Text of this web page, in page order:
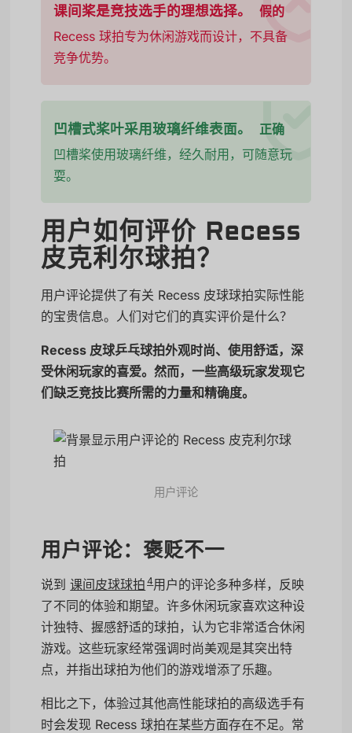
课间桨是竞技选手的理想选择。
假的
Recess 球拍专为休闲游戏而设计，不具备
竞争优势。
凹槽式桨叶采用玻璃纤维表面。
正确
凹槽桨使用玻璃纤维，经久耐用，可随意玩
耍。
用户如何评价 Recess
皮克利尔球拍？
用户评论提供了有关 Recess 皮球球拍实际性能
的宝贵信息。人们对它们的真实评价是什么？
Recess 皮球乒乓球拍外观时尚、使用舒适，深
受休闲玩家的喜爱。然而，一些高级玩家发现它
们缺乏竞技比赛所需的力量和精确度。
用户评论
用户评论：褒贬不一
说到课间皮球球拍 4用户的评论多种多样，反映
了不同的体验和期望。许多休闲玩家喜欢这种设
计独特、握感舒适的球拍，认为它非常适合休闲
游戏。这些玩家经常强调时尚美观是其突出特
点，并指出球拍为他们的游戏增添了乐趣。
相比之下，体验过其他高性能球拍的高级选手有
时会发现 Recess 球拍在某些方面存在不足。常